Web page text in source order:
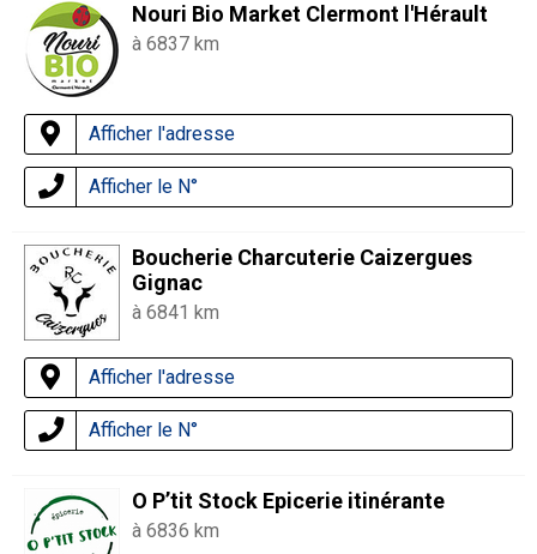
Nouri Bio Market Clermont l'Hérault
à 6837 km
Afficher l'adresse
Afficher le N°
Boucherie Charcuterie Caizergues
Gignac
à 6841 km
Afficher l'adresse
Afficher le N°
O P’tit Stock Epicerie itinérante
à 6836 km